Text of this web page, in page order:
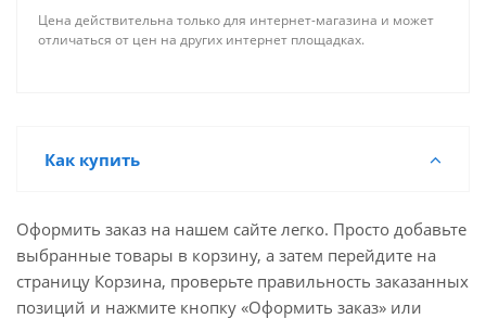
Цена действительна только для интернет-магазина и может
отличаться от цен на других интернет площадках.
Как купить
Оформить заказ на нашем сайте легко. Просто добавьте
выбранные товары в корзину, а затем перейдите на
страницу Корзина, проверьте правильность заказанных
позиций и нажмите кнопку «Оформить заказ» или